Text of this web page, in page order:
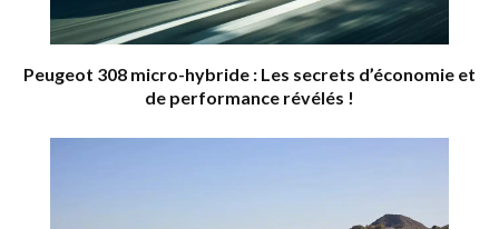
Peugeot 308 micro-hybride : Les secrets d’économie et
de performance révélés !